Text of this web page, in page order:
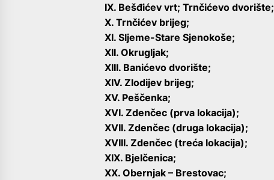
IX. Bešđićev vrt; Trnčićevo dvorište;
X. Trnčićev brijeg;
XI. Sljeme-Stare Sjenokoše;
XII. Okrugljak;
XIII. Banićevo dvorište;
XIV. Zlodijev brijeg;
XV. Peščenka;
XVI. Zdenčec (prva lokacija);
XVII. Zdenčec (druga lokacija);
XVIII. Zdenčec (treća lokacija);
XIX. Bjelčenica;
XX. Obernjak – Brestovac;